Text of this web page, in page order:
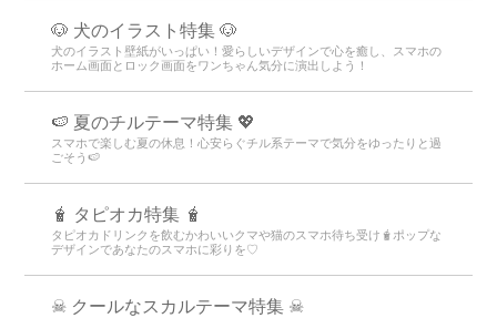
🐶 犬のイラスト特集 🐶
犬のイラスト壁紙がいっぱい！愛らしいデザインで心を癒し、スマホの
ホーム画面とロック画面をワンちゃん気分に演出しよう！
🍉 夏のチルテーマ特集 💖
スマホで楽しむ夏の休息！心安らぐチル系テーマで気分をゆったりと過
ごそう🍉
🧋 タピオカ特集 🧋
タピオカドリンクを飲むかわいいクマや猫のスマホ待ち受け🧋ポップな
デザインであなたのスマホに彩りを♡
☠ クールなスカルテーマ特集 ☠